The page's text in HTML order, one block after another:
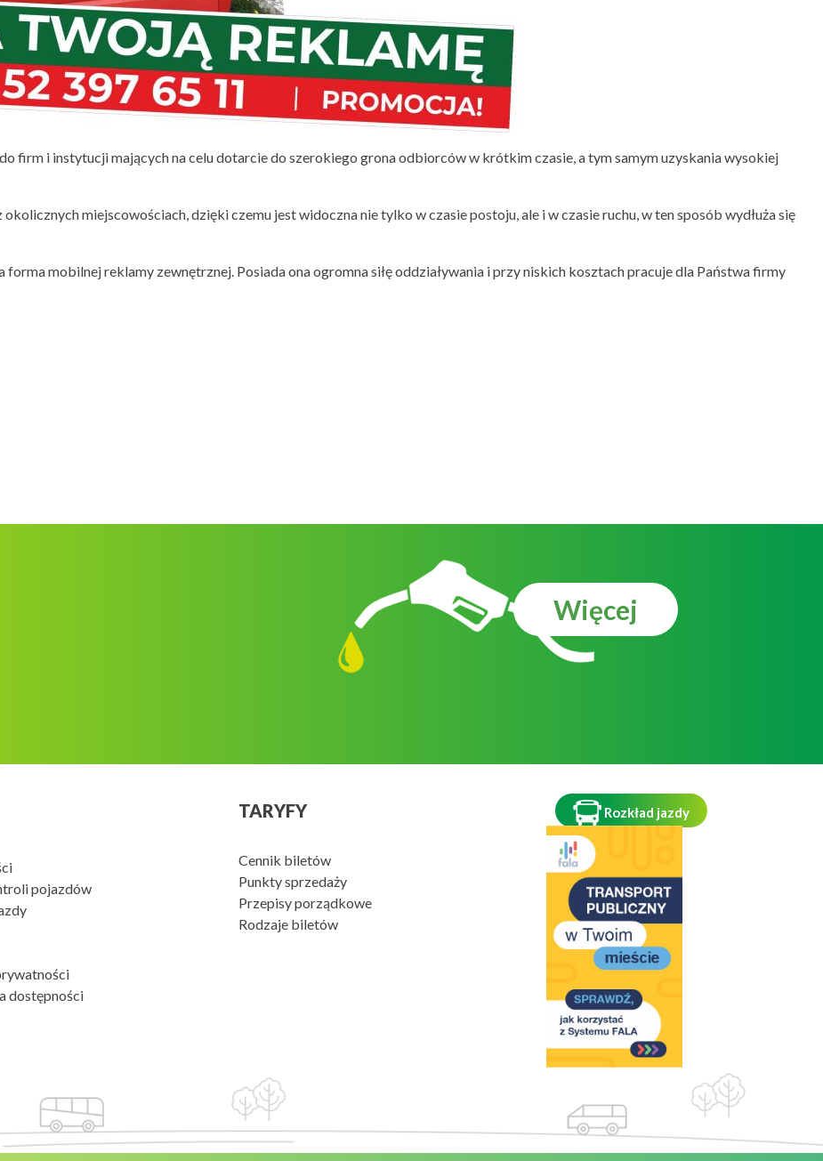
firm i instytucji mających na celu dotarcie do szerokiego grona odbiorców w krótkim czasie, a tym samym uzyskania wysokiej
okolicznych miejscowościach, dzięki czemu jest widoczna nie tylko w czasie postoju, ale i w czasie ruchu, w ten sposób wydłuża się
mobilnej reklamy zewnętrznej. Posiada ona ogromna siłę oddziaływania i przy niskich kosztach pracuje dla Państwa firmy
Więcej
pojazdów
dostępności
TARYFY
Cennik biletów
Punkty sprzedaży
Przepisy porządkowe
Rodzaje biletów
Rozkład jazdy